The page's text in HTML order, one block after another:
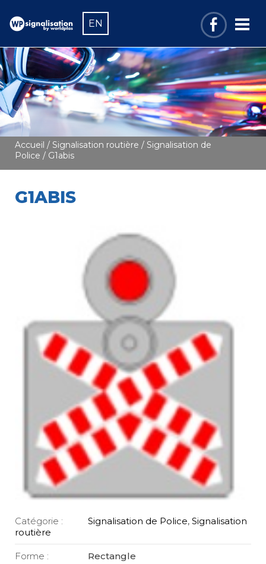
EN
Accueil / Signalisation routière / Signalisation de
Police / G1abis
G1ABIS
Catégorie : Signalisation de Police,Signalisation
routière
Forme : Rectangle